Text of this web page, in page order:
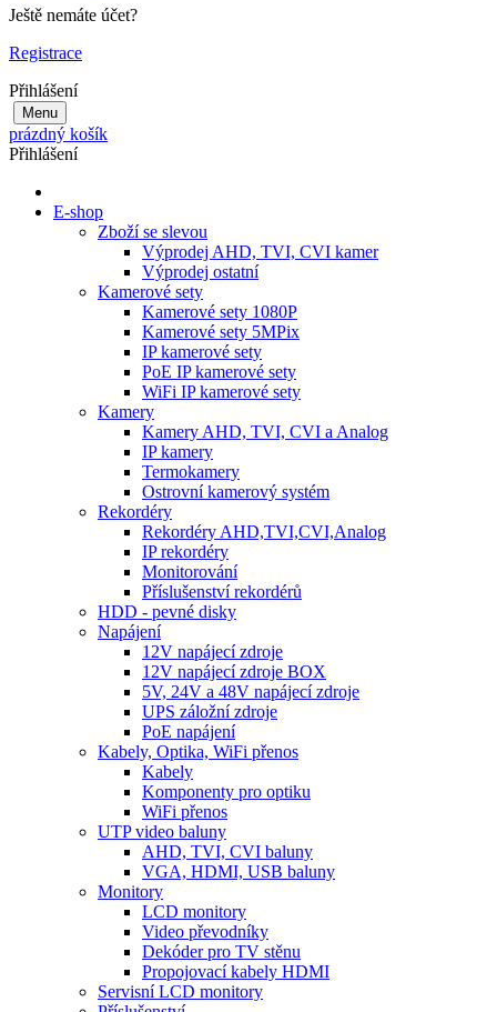
Ještě nemáte účet?
Registrace
Přihlášení
Menu
prázdný košík
Přihlášení
E-shop
Zboží se slevou
Výprodej AHD, TVI, CVI kamer
Výprodej ostatní
Kamerové sety
Kamerové sety 1080P
Kamerové sety 5MPix
IP kamerové sety
PoE IP kamerové sety
WiFi IP kamerové sety
Kamery
Kamery AHD, TVI, CVI a Analog
IP kamery
Termokamery
Ostrovní kamerový systém
Rekordéry
Rekordéry AHD,TVI,CVI,Analog
IP rekordéry
Monitorování
Příslušenství rekordérů
HDD - pevné disky
Napájení
12V napájecí zdroje
12V napájecí zdroje BOX
5V, 24V a 48V napájecí zdroje
UPS záložní zdroje
PoE napájení
Kabely, Optika, WiFi přenos
Kabely
Komponenty pro optiku
WiFi přenos
UTP video baluny
AHD, TVI, CVI baluny
VGA, HDMI, USB baluny
Monitory
LCD monitory
Video převodníky
Dekóder pro TV stěnu
Propojovací kabely HDMI
Servisní LCD monitory